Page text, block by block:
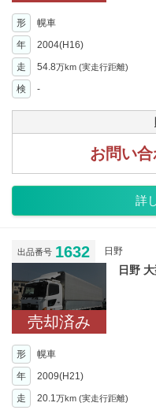
形 幌車
年
2004(H16)
走 54.8万km (実走行距離)
検
-
お問い合
詳
出品番号 1632 日野
売却済み
日野
形 幌車
年
2009(H21)
走 20.1 万km (実走行距離)